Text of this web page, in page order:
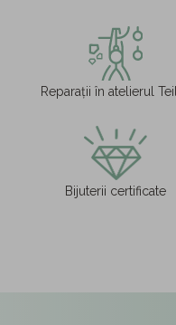
Reparații în atelierul
Bijuterii certificate